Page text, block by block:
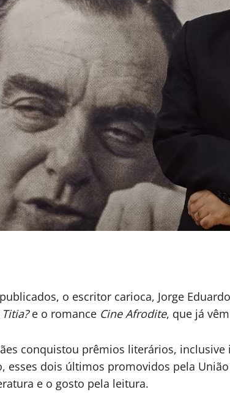
o escritor carioca, Jorge
e o romance Cine Afrodite, que já
conquistou prêmios literários,
esses dois últimos promovidos pela
e o gosto pela leitura.